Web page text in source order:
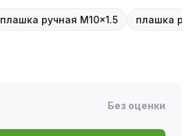
плашка ручная M10x1.5 плашка
Без оценки